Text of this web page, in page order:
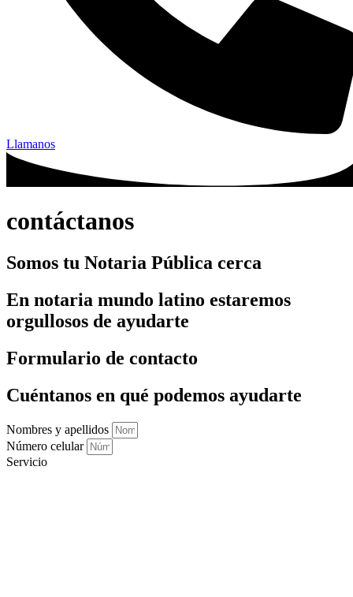
Llamanos
contáctanos
Somos tu Notaria Pública cerca
En notaria mundo latino estaremos
orgullosos de ayudarte
Formulario de contacto
Cuéntanos en qué podemos ayudarte
Nombres y apellidos
Número celular
Servicio